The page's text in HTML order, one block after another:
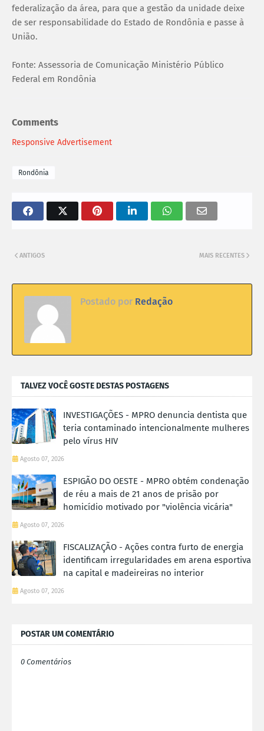
federalização da área, para que a gestão da unidade deixe
de ser responsabilidade do Estado de Rondônia e passe à
União.
Fonte: Assessoria de Comunicação Ministério Público
Federal em Rondônia
Comments
Responsive Advertisement
Rondônia
MAIS RECENTES
ANTIGOS
Postado por Redação
TALVEZ VOCÊ GOSTE DESTAS POSTAGENS
INVESTIGAÇÕES - MPRO denuncia dentista que
teria contaminado intencionalmente mulheres
pelo vírus HIV
Agosto 07, 2026
ESPIGÃO DO OESTE - MPRO obtém condenação
de réu a mais de 21 anos de prisão por
homicídio motivado por "violência vicária"
Agosto 07, 2026
FISCALIZAÇÃO - Ações contra furto de energia
identificam irregularidades em arena esportiva
na capital e madeireiras no interior
Agosto 07, 2026
POSTAR UM COMENTÁRIO
0 Comentários